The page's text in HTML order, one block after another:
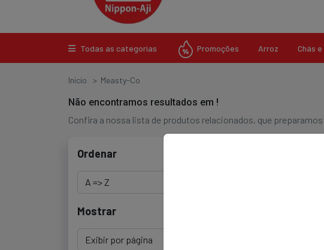
Todas as categorias Promoções Arroz Chás
Início Measty-Co
Não encontramos resultados em !
Confira a nossa lista de produtos relacionados, que
Ordenar
Mostrar